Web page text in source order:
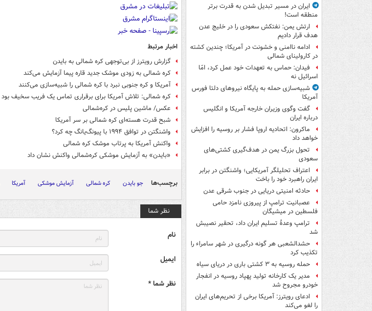
ایران در مسیر تبدیل شدن به قدرت برتر
منطقه است!
ارتش یمن: نفتکش سعودی را در خلیج عدن
هدف قرار دادیم
ادامه ناامنی و خشونت در آمریکا؛ چندین کشته
در کارولینای شمالی
فیدان: حماس به تعهدات خود عمل کرد، امّا
اسرائیل نه
شبیه‌سازی حمله به پایگاه نیروهای دلتا فورس
آمریکا
گفت وگوی وزیران خارجه آمریکا و انگلیس
درباره ایران
ماکرون: اتحادیه اروپا فشار بر روسیه را افزایش
خواهد داد
تحول بزرگ یمن در هدف‌گیری کشتی‌های
سعودی
اعتراف تحلیلگر آمریکایی؛ واشنگتن در برابر
ایران راهبرد خود را باخت
حادثه امنیتی دریایی در جنوب شرقی عدن
عصبانیت ترامپ از پیروزی نامزد حامی
فلسطین در میشیگان
ترامپ وعدۀ تسلیم ایران داد، تحقیر نصیبش
شد
حشدالشعبی هر گونه درگیری در شهر سامراء را
تکذیب کرد
حمله روسیه به ۳ کشتی باری در دریای سیاه
مدیر یک کارخانه تولید پهپاد روسیه در انفجار
خودرو مجروح شد
ادعای رویترز: آمریکا برخی از تحریم‌های ایران
را لغو می‌کند
اخبار مرتبط
گزارش رویترز از بی‌توجهی کره شمالی به بایدن
کره شمالی به زودی موشک جدید قاره پیما آزمایش می‌کند
آمریکا و کره جنوبی نبرد با کره شمالی را شبیه‌سازی می‌کنند
کره شمالی: تلاش آمریکا برای برقراری تماس یک فریب سخیف بود
عکس/ ماشین پلیس در کره‌شمالی
شبح قدرت هسته‌‎ای کره شمالی بر سر آمریکا
واشنگتن در توافق ۱۹۹۴ با پیونگ‌یانگ چه کرد؟
واکنش آمریکا به پرتاب موشک کره شمالی
«بایدن» به آزمایش موشکی کره‌شمالی واکنش نشان داد
برچسب‌ها جو بایدن کره شمالی آزمایش موشکی آمریکا
نظر شما
نام
ایمیل
نظر شما *